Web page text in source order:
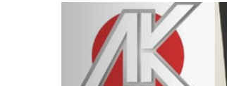
Previous